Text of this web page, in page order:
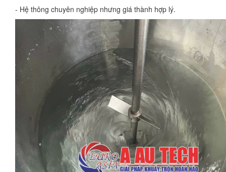
- Hệ thông chuyên nghiệp nhưng giá thành hợp lý.